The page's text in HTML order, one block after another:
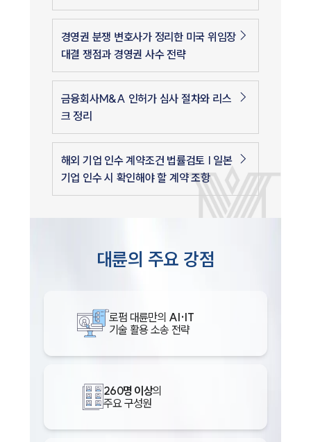
산정
경영권 분쟁 변호사가 정리한 미국 위임장
대결 쟁점과 경영권 사수 전략
금융회사M&A 인허가 심사 절차와 리스
크 정리
해외 기업 인수 계약조건 법률검토 | 일본
기업 인수 시 확인해야 할 계약 조항
대륜의 주요 강점
로펌 대륜만의 AI·IT
기술 활용 소송 전략
260명 이상의
주요 구성원